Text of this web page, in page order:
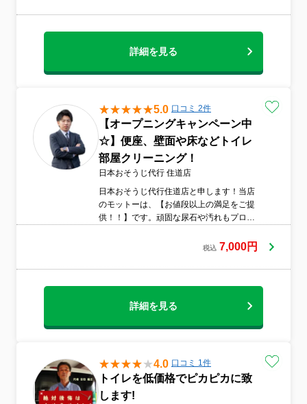
詳細を見る
5.0 口コミ 2件
【オープニングキャンペーン中
☆】便座、壁面や床などトイレ
部屋クリーニング！
日本おそうじ代行 住道店
日本おそうじ代行住道店と申します！当店
のモットーは、【お値段以上の満足をご提
供！！】です。頑固な尿石や汚れもプロの
税込 7,000円
詳細を見る
4.0 口コミ 1件
トイレを低価格でピカピカに致
します!